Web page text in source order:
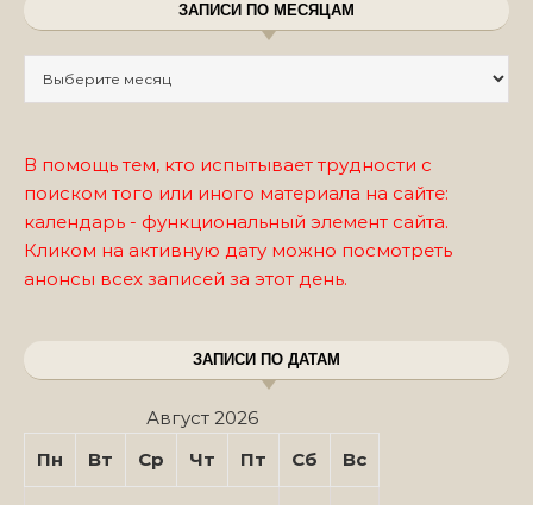
ЗАПИСИ ПО МЕСЯЦАМ
В помощь тем, кто испытывает трудности с
поиском того или иного материала на сайте:
календарь - функциональный элемент сайта.
Кликом на активную дату можно посмотреть
анонсы всех записей за этот день.
ЗАПИСИ ПО ДАТАМ
Август 2026
Пн
Вт Ср Чт Пт Сб Вс